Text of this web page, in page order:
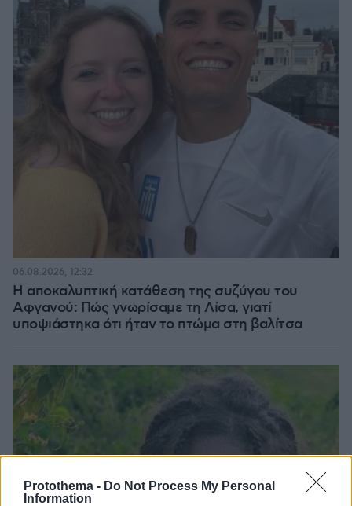
Protothema - Do Not Process My Personal
Information
Η αποκαλυπτική κατάθεση της συζύγου του
Αφγανού: Πώς γνωρίσαμε τη Λίσα, γιατί
υποψιάστηκα ότι ήταν το πτώμα στη βαλίτσα
06.08.2026, 12:32